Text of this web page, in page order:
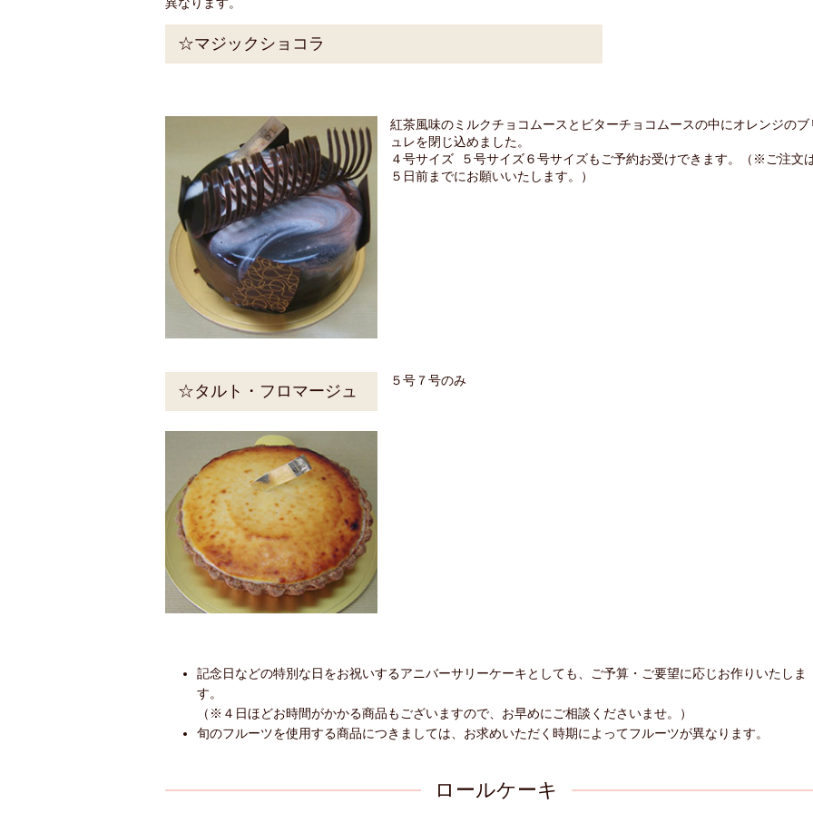
異なります。
☆マジックショコラ
紅茶風味のミルクチョコムースとビターチョコムースの中にオレンジのブ
ュレを閉じ込めました。
４号サイズ ５号サイズ６号サイズもご予約お受けできます。（※ご注文
５日前までにお願いいたします。）
☆タルト・フロマージュ
５号７号のみ
記念日などの特別な日をお祝いするアニバーサリーケーキとしても、ご予算・ご要望に応じお作りいたしま
す。
（※４日ほどお時間がかかる商品もございますので、お早めにご相談くださいませ。）
旬のフルーツを使用する商品につきましては、お求めいただく時期によってフルーツが異なります。
ロールケーキ